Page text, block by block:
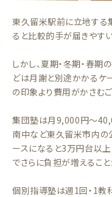
東久留米駅前に立地する
ると比較的手が届きやす
しかし、夏期・冬期・春
どは月謝と別途かかるケ
の印象より費用がかさむ
集団塾は月9,000円〜
南中など東久留米市内の
ースになると3万円台以
でさらに負担が増えること
個別指導塾は週1回・1教